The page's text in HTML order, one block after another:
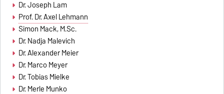
Dr. Joseph Lam
Prof. Dr. Axel Lehmann
Simon Mack, M.Sc.
Dr. Nadja Malevich
Dr. Alexander Meier
Dr. Marco Meyer
Dr. Tobias Mielke
Dr. Merle Munko